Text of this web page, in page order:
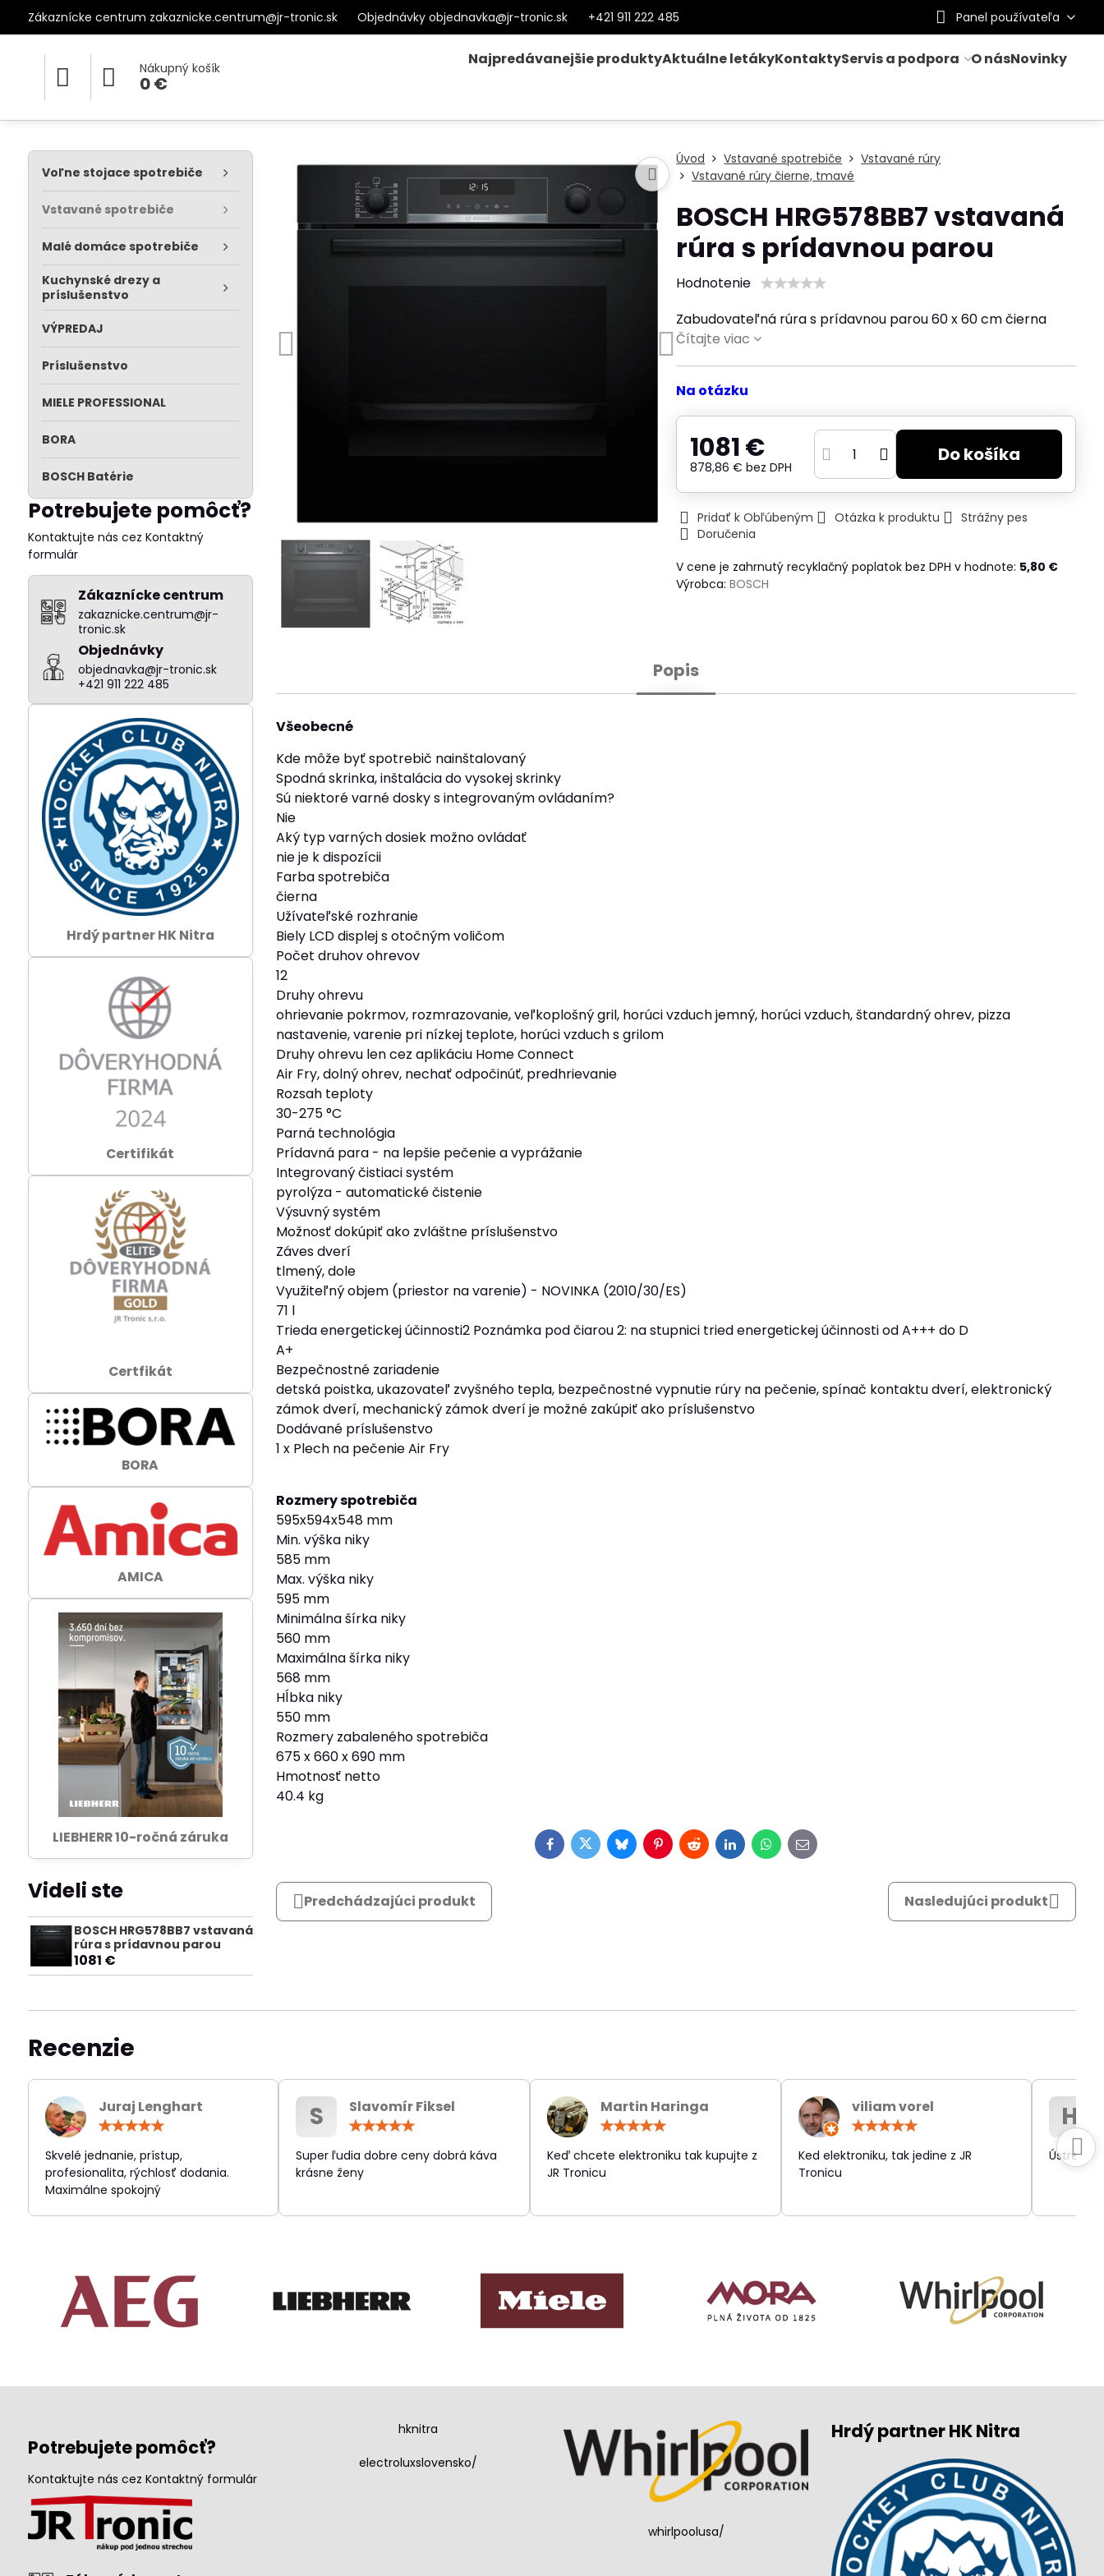
Zákaznícke centrum zakaznicke.centrum@jr-tronic.sk Objednávky objednavka@jr-tronic.sk +421 911 222 485 Panel používateľa
Nákupný košík
0 €
Najpredávanejšie produktyAktuálne letákyKontaktyServis a podpora O násNovinky
Úvod Vstavané spotrebiče
Vstavané rúry
Vstavané rúry čierne, tmavé
BOSCH HRG578BB7 vstavaná
rúra s prídavnou parou
Hodnotenie
Zabudovateľná rúra s prídavnou parou 60 x 60 cm čierna
Čítajte viac
Na otázku
1081 €
878,86 €bez DPH
Do košíka
Pridať k Obľúbeným Otázka k produktu
Strážny pes
Doručenia
V cene je zahrnutý recyklačný poplatok bez DPH v hodnote: 5,80 €
Výrobca:BOSCH
Popis
Všeobecné
Kde môže byť spotrebič nainštalovaný
Spodná skrinka, inštalácia do vysokej skrinky
Sú niektoré varné dosky s integrovaným ovládaním?
Nie
Aký typ varných dosiek možno ovládať
nie je k dispozícii
Farba spotrebiča
čierna
Užívateľské rozhranie
Biely LCD displej s otočným voličom
Počet druhov ohrevov
12
Druhy ohrevu
ohrievanie pokrmov, rozmrazovanie, veľkoplošný gril, horúci vzduch jemný, horúci vzduch, štandardný ohrev, pizza
nastavenie, varenie pri nízkej teplote, horúci vzduch s grilom
Druhy ohrevu len cez aplikáciu Home Connect
Air Fry, dolný ohrev, nechať odpočinúť, predhrievanie
Rozsah teploty
30-275 °C
Parná technológia
Prídavná para - na lepšie pečenie a vyprážanie
Integrovaný čistiaci systém
pyrolýza - automatické čistenie
Výsuvný systém
Možnosť dokúpiť ako zvláštne príslušenstvo
Záves dverí
tlmený, dole
Využiteľný objem (priestor na varenie) - NOVINKA (2010/30/ES)
71 l
Trieda energetickej účinnosti2 Poznámka pod čiarou 2: na stupnici tried energetickej účinnosti od A+++ do D
A+
Bezpečnostné zariadenie
detská poistka, ukazovateľ zvyšného tepla, bezpečnostné vypnutie rúry na pečenie, spínač kontaktu dverí, elektronický
zámok dverí, mechanický zámok dverí je možné zakúpiť ako príslušenstvo
Dodávané príslušenstvo
1 x Plech na pečenie Air Fry
Rozmery spotrebiča
595x594x548 mm
Min. výška niky
585 mm
Max. výška niky
595 mm
Minimálna šírka niky
560 mm
Maximálna šírka niky
568 mm
Hĺbka niky
550 mm
Rozmery zabaleného spotrebiča
675 x 660 x 690 mm
Hmotnosť netto
40.4 kg
Facebook
TwitterBlueskyPinterest
RedditLinkedInWhatsApp
E-
mail
Predchádzajúci produkt Nasledujúci produkt
Voľne stojace spotrebiče
Vstavané spotrebiče
Malé domáce spotrebiče
Kuchynské drezy a
príslušenstvo
VÝPREDAJ
Príslušenstvo
MIELE PROFESSIONAL
BORA
BOSCH Batérie
Potrebujete pomôcť?
Kontaktujte nás cez Kontaktný
formulár
Zákaznícke centrum
zakaznicke.centrum@jr-
tronic.sk
Objednávky
objednavka@jr-tronic.sk
+421 911 222 485
Hrdý partner HK Nitra
Certifikát
Certfikát
BORA
AMICA
LIEBHERR 10-ročná záruka
Videli ste
BOSCH HRG578BB7 vstavaná
rúra s prídavnou parou
1081 €
Recenzie
Juraj Lenghart
Skvelé jednanie, prístup,
profesionalita, rýchlosť dodania.
Maximálne spokojný
S
Slavomír Fiksel
/
5
Super ľudia dobre ceny dobrá káva
krásne ženy
Martin Haringa
/
5
Keď chcete elektroniku tak kupujte z
JR Tronicu
viliam vorel
/
5
Ked elektroniku, tak jedine z JR
Tronicu
H
Potrebujete pomôcť?
Kontaktujte nás cez Kontaktný formulár
hknitra
electroluxslovensko/
whirlpoolusa/
Hrdý partner HK Nitra